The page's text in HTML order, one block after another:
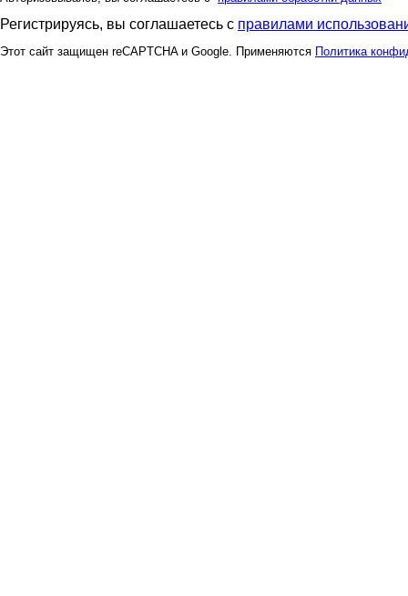
Регистрируясь, вы соглашаетесь с правилами
Этот сайт защищен reCAPTCHA и Google. Применяются Политика